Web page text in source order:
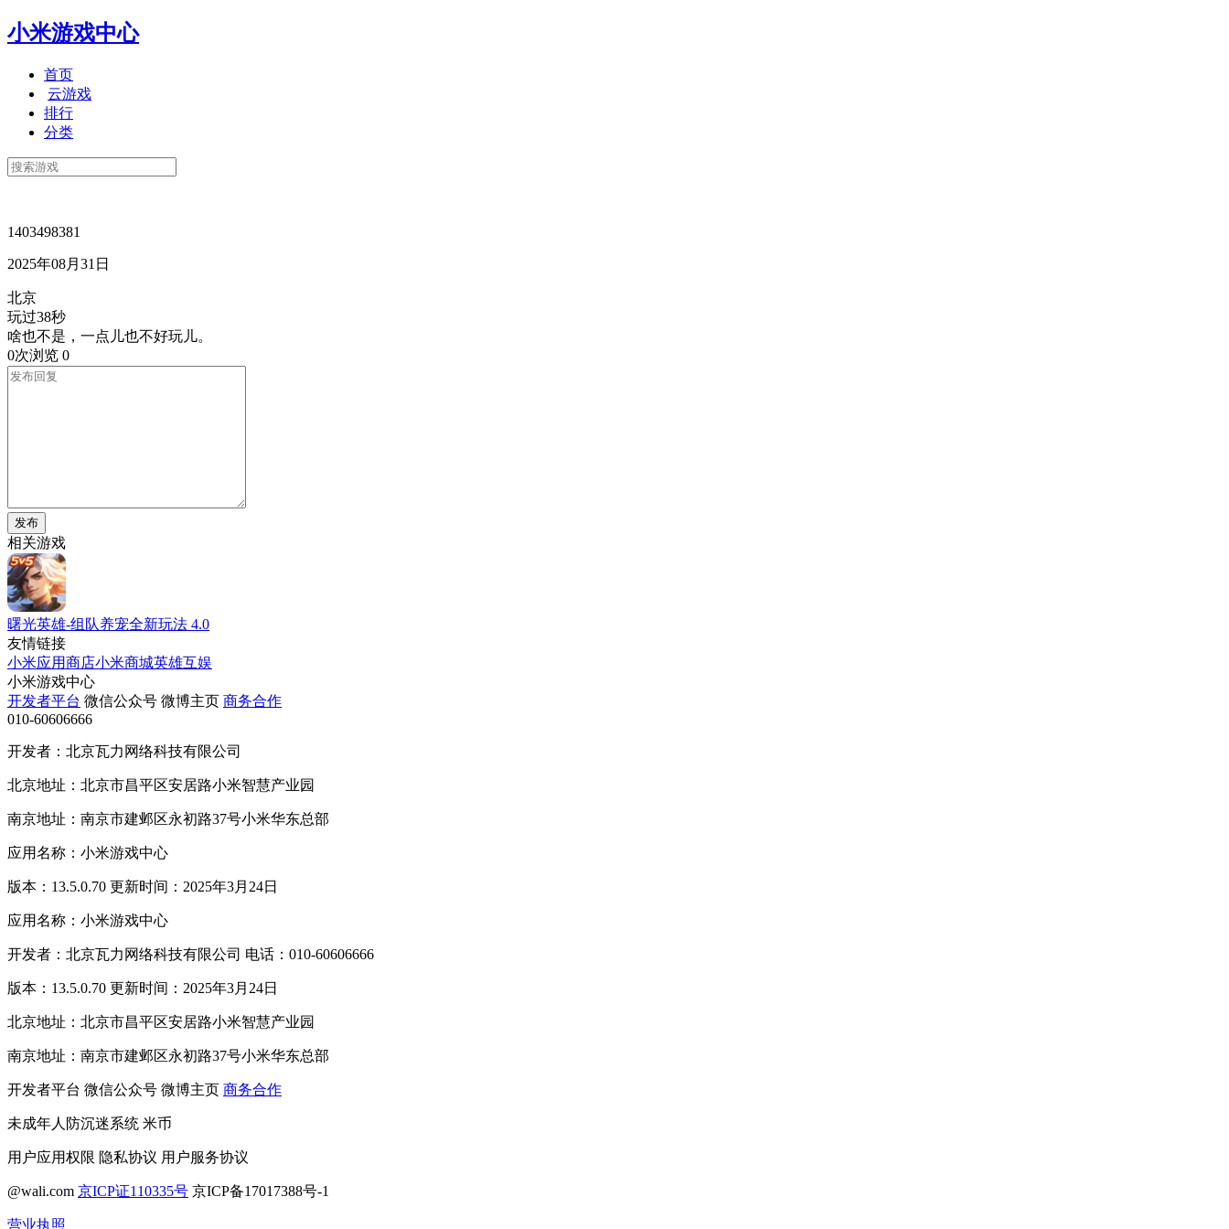
小米游戏中心
首页
云游戏
排行
分类
1403498381
2025年08月31日
北京
玩过38秒
啥也不是，一点儿也不好玩儿。
0次浏览 0
发布
相关游戏
曙光英雄-组队养宠全新玩法 4.0
友情链接
小米应用商店小米商城英雄互娱
小米游戏中心
开发者平台 微信公众号 微博主页 商务合作
010-60606666
开发者：北京瓦力网络科技有限公司
北京地址：北京市昌平区安居路小米智慧产业园
南京地址：南京市建邺区永初路37号小米华东总部
应用名称：小米游戏中心
版本：13.5.0.70 更新时间：2025年3月24日
应用名称：小米游戏中心
开发者：北京瓦力网络科技有限公司 电话：010-60606666
版本：13.5.0.70 更新时间：2025年3月24日
北京地址：北京市昌平区安居路小米智慧产业园
南京地址：南京市建邺区永初路37号小米华东总部
开发者平台 微信公众号 微博主页 商务合作
未成年人防沉迷系统 米币
用户应用权限 隐私协议 用户服务协议
@wali.com 京ICP证110335号 京ICP备17017388号-1
营业执照